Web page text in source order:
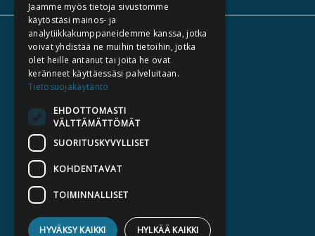
ABOUT US
AUTHORS
CATALOGUES
BECOME AN AUTHOR
BILLING ADDRESS
Jaamme myös tietoja sivustomme
käytöstäsi mainos- ja
analytiikkakumppaneidemme kanssa, jotka
voivat yhdistää ne muihin tietoihin, jotka
olet heille antanut tai joita he ovat
keränneet käyttäessäsi palveluitaan.
Tietosuojakäytäntö
EHDOTTOMASTI
VÄLTTÄMÄTTÖMÄT
SUORITUSKYVYLLISET
KOHDENTAVAT
TOIMINNALLISET
HYVÄKSY KAIKKI HYLKÄÄ KAIKKI